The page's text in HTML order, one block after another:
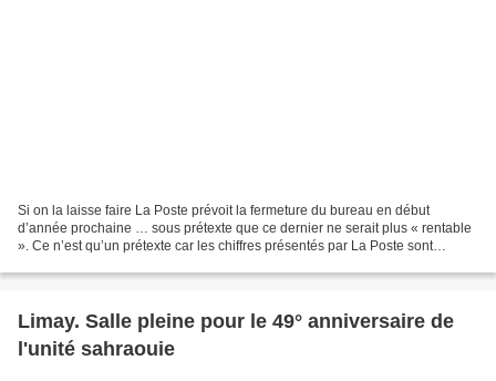
Si on la laisse faire La Poste prévoit la fermeture du bureau en début
d’année prochaine … sous prétexte que ce dernier ne serait plus « rentable
». Ce n’est qu’un prétexte car les chiffres présentés par La Poste sont
Limay. Salle pleine pour le 49° anniversaire de
l'unité sahraouie